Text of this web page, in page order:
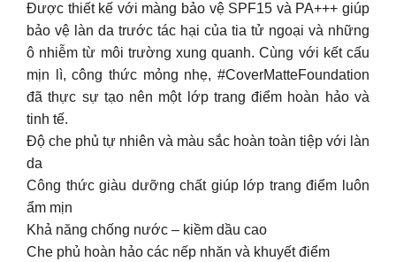
Được thiết kế với màng bảo vệ SPF15 và PA+++ giúp
bảo vệ làn da trước tác hại của tia tử ngoại và những
ô nhiễm từ môi trường xung quanh. Cùng với kết cấu
mịn lì, công thức mỏng nhẹ, #CoverMatteFoundation
đã thực sự tạo nên một lớp trang điểm hoàn hảo và
tinh tế.
Độ che phủ tự nhiên và màu sắc hoàn toàn tiệp với làn
da
Công thức giàu dưỡng chất giúp lớp trang điểm luôn
ẩm mịn
Khả năng chống nước – kiềm dầu cao
Che phủ hoàn hảo các nếp nhăn và khuyết điểm